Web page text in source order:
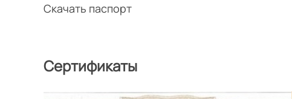
Скачать паспорт
Сертификаты